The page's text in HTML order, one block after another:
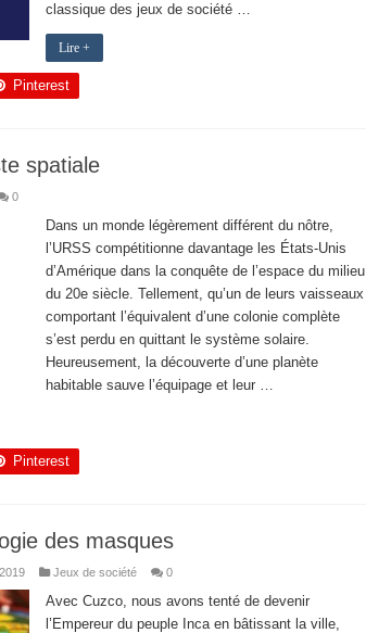
classique des jeux de société …
Lire +
Pinterest
spatiale
0
Dans un monde légèrement différent du nôtre,
l’URSS compétitionne davantage les États-Unis
d’Amérique dans la conquête de l’espace du milieu
du 20e siècle. Tellement, qu’un de leurs vaisseaux
comportant l’équivalent d’une colonie complète
s’est perdu en quittant le système solaire.
Heureusement, la découverte d’une planète
habitable sauve l’équipage et leur …
Pinterest
des masques
Jeux de société 0
Avec Cuzco, nous avons tenté de devenir
l’Empereur du peuple Inca en bâtissant la ville,